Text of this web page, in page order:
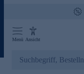
Menü Ansicht